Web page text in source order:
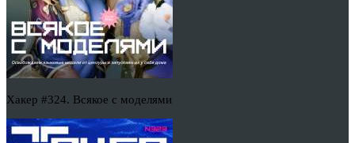
Хакер #324. Всякое с моделями